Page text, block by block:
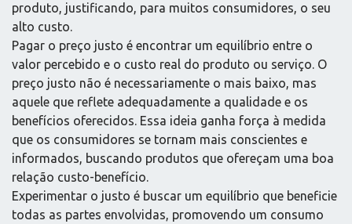
produto, justificando, para muitos consumidores, o seu
alto custo.
Pagar o preço justo é encontrar um equilíbrio entre o
valor percebido e o custo real do produto ou serviço. O
preço justo não é necessariamente o mais baixo, mas
aquele que reflete adequadamente a qualidade e os
benefícios oferecidos. Essa ideia ganha força à medida
que os consumidores se tornam mais conscientes e
informados, buscando produtos que ofereçam uma boa
relação custo-benefício.
Experimentar o justo é buscar um equilíbrio que beneficie
todas as partes envolvidas, promovendo um consumo